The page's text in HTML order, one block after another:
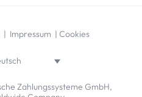
| Impressum | Cookies
Zahlungssysteme GmbH,